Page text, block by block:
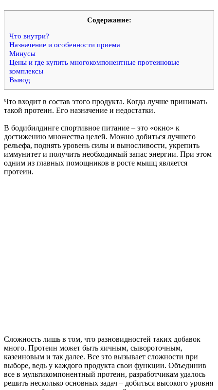
Cодержание:
Что внутри?
Назначение и особенности приема
Минусы
Цены и где купить многокомпонентные протеиновые
комплексы
Вывод
Что входит в состав этого продукта. Когда лучше принимать
такой протеин. Его назначение и недостатки.
В бодибилдинге спортивное питание – это «окно» к
достижению множества целей. Можно добиться лучшего
рельефа, поднять уровень силы и выносливости, укрепить
иммунитет и получить необходимый запас энергии. При этом
одним из главных помощников в росте мышц является
протеин.
Сложность лишь в том, что разновидностей таких добавок
много. Протеин может быть яичным, сывороточным,
казеиновым и так далее. Все это вызывает сложности при
выборе, ведь у каждого продукта свои функции. Объединив
все в мультикомпонентный протеин, разработчикам удалось
решить несколько основных задач – добиться высокого уровня